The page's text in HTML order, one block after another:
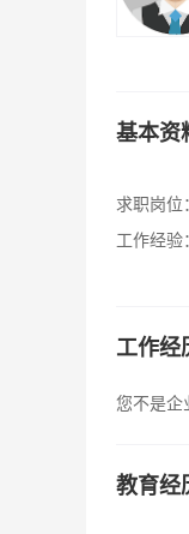
基本资
求职岗位
工作经验
工作经
您不是企
教育经